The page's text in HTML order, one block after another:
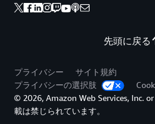
先頭に戻る
プライバシー
サイト規約
プライバシーの選択肢
© 2026, Amazon Web Services, Inc.
載は禁じられています。